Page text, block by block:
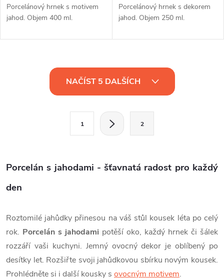
Porcelánový hrnek s motivem
jahod. Objem 400 ml.
Porcelánový hrnek s dekorem
jahod. Objem 250 ml.
a
c
í
p
r
NAČÍST 5 DALŠÍCH
á
n
k
v
á
n
í
1 2
Porcelán s jahodami - šťavnatá radost pro každý
den
Roztomilé jahůdky přinesou na váš stůl kousek léta po celý
rok. Porcelán s jahodami potěší oko, každý hrnek či šálek
rozzáří vaši kuchyni. Jemný ovocný dekor je oblíbený po
desítky let. Rozšiřte svoji jahůdkovou sbírku novým kousek.
Prohlédněte si i další kousky s ovocným motivem.